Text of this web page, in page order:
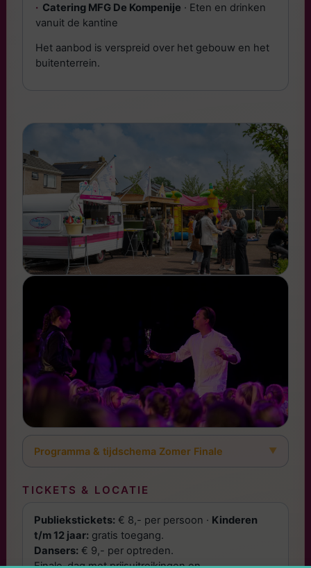
Catering MFG De Kompenije · Eten en drinken
vanuit de kantine
Het aanbod is verspreid over het gebouw en het
buitenterrein.
Programma & tijdschema Zomer Finale
TICKETS & LOCATIE
Publiekstickets: € 8,- per persoon · Kinderen
t/m 12 jaar: gratis toegang.
Dansers: € 9,- per optreden.